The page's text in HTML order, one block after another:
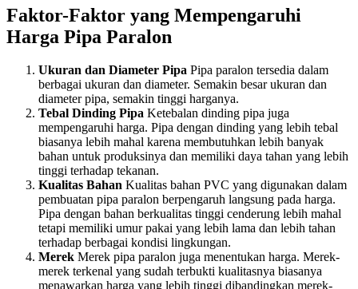
Faktor-Faktor yang Mempengaruhi
Harga Pipa Paralon
Ukuran dan Diameter Pipa Pipa paralon tersedia dalam
berbagai ukuran dan diameter. Semakin besar ukuran dan
diameter pipa, semakin tinggi harganya.
Tebal Dinding Pipa Ketebalan dinding pipa juga
mempengaruhi harga. Pipa dengan dinding yang lebih tebal
biasanya lebih mahal karena membutuhkan lebih banyak
bahan untuk produksinya dan memiliki daya tahan yang lebih
tinggi terhadap tekanan.
Kualitas Bahan Kualitas bahan PVC yang digunakan dalam
pembuatan pipa paralon berpengaruh langsung pada harga.
Pipa dengan bahan berkualitas tinggi cenderung lebih mahal
tetapi memiliki umur pakai yang lebih lama dan lebih tahan
terhadap berbagai kondisi lingkungan.
Merek Merek pipa paralon juga menentukan harga. Merek-
merek terkenal yang sudah terbukti kualitasnya biasanya
menawarkan harga yang lebih tinggi dibandingkan merek-